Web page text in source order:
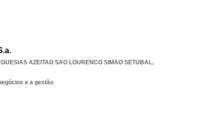
AZEITAO SAO LOURENCO SIMAO SETUBAL,
e a gestão